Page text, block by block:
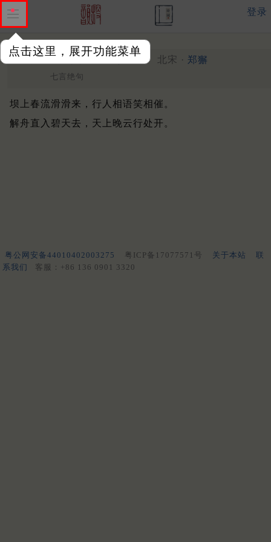
点击这里，展开功能菜单
登录
水浅舟滞解闷十绝 其四 北宋 · 郑獬
七言绝句
坝上春流滑滑来，行人相语笑相催。
解舟直入碧天去，天上晚云行处开。
粤公网安备44010402003275 粤ICP备17077571号 关于本站
联
系我们
客服：+86 136 0901 3320